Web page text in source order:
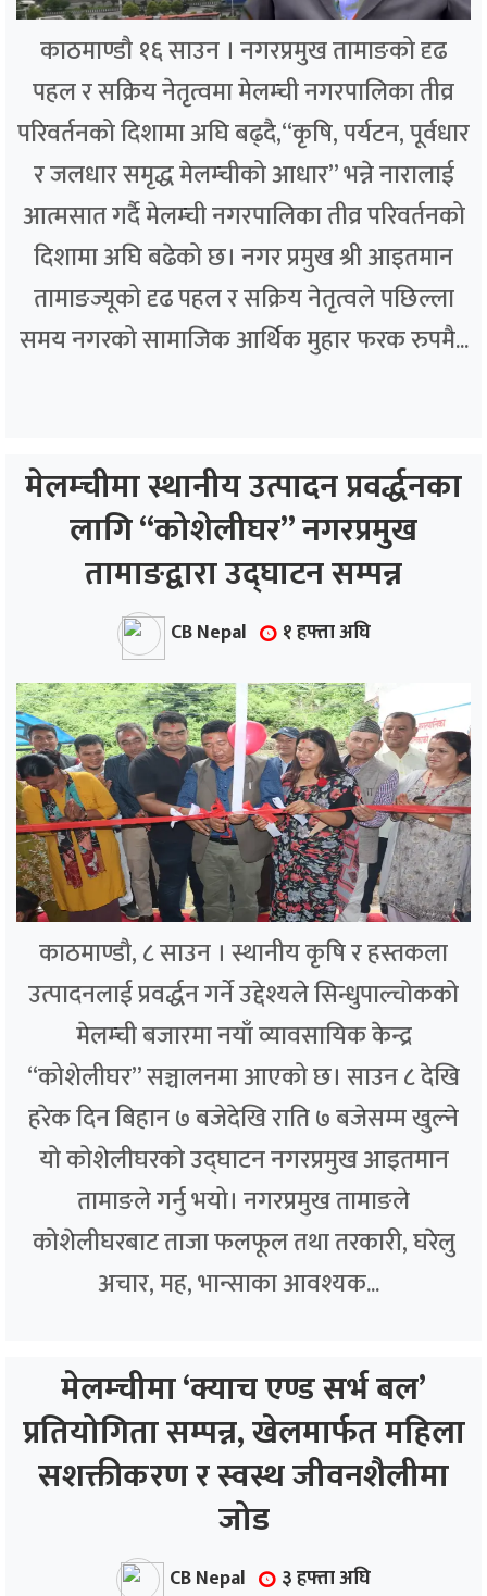
काठमाण्डौ १६ साउन । नगरप्रमुख तामाङको दृढ
पहल र सक्रिय नेतृत्वमा मेलम्ची नगरपालिका तीव्र
परिवर्तनको दिशामा अघि बढ्दै,“कृषि, पर्यटन, पूर्वधार
र जलधार समृद्ध मेलम्चीको आधार” भन्ने नारालाई
आत्मसात गर्दै मेलम्ची नगरपालिका तीव्र परिवर्तनको
दिशामा अघि बढेको छ। नगर प्रमुख श्री आइतमान
तामाङज्यूको दृढ पहल र सक्रिय नेतृत्वले पछिल्ला
समय नगरको सामाजिक आर्थिक मुहार फरक रुपमै...
मेलम्चीमा स्थानीय उत्पादन प्रवर्द्धनका
लागि “कोशेलीघर” नगरप्रमुख
तामाङद्वारा उद्घाटन सम्पन्न
CB Nepal १ हफ्ता अघि
काठमाण्डौ, ८ साउन । स्थानीय कृषि र हस्तकला
उत्पादनलाई प्रवर्द्धन गर्ने उद्देश्यले सिन्धुपाल्चोकको
मेलम्ची बजारमा नयाँ व्यावसायिक केन्द्र
“कोशेलीघर” सञ्चालनमा आएको छ। साउन ८ देखि
हरेक दिन बिहान ७ बजेदेखि राति ७ बजेसम्म खुल्ने
यो कोशेलीघरको उद्घाटन नगरप्रमुख आइतमान
तामाङले गर्नु भयो। नगरप्रमुख तामाङले
कोशेलीघरबाट ताजा फलफूल तथा तरकारी, घरेलु
अचार, मह, भान्साका आवश्यक...
मेलम्चीमा ‘क्याच एण्ड सर्भ बल’
प्रतियोगिता सम्पन्न, खेलमार्फत महिला
सशक्तीकरण र स्वस्थ जीवनशैलीमा
जोड
CB Nepal ३ हफ्ता अघि